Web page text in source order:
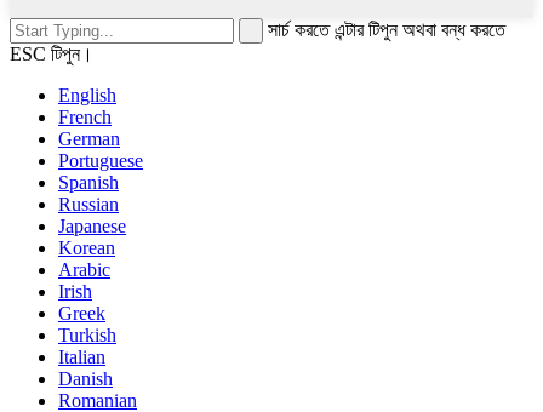
সার্চ করতে এন্টার টিপুন অথবা বন্ধ করতে
ESC টিপুন।
English
French
German
Portuguese
Spanish
Russian
Japanese
Korean
Arabic
Irish
Greek
Turkish
Italian
Danish
Romanian